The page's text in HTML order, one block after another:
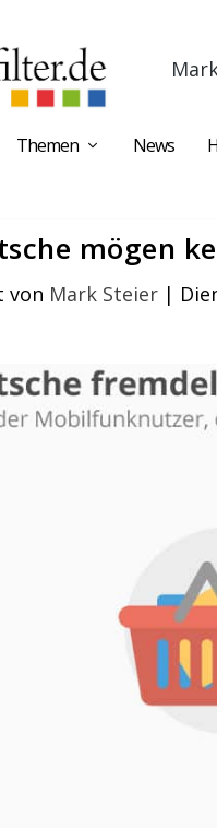
Themen News
mögen
von Mark Steier |